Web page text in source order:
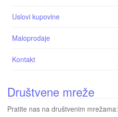
Uslovi kupovine
Maloprodaje
Kontakt
Društvene mreže
Pratite nas na društvenim mrežama: